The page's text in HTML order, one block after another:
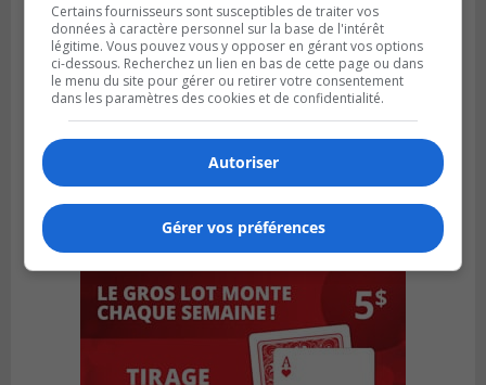
Certains fournisseurs sont susceptibles de traiter vos
données à caractère personnel sur la base de l'intérêt
légitime. Vous pouvez vous y opposer en gérant vos options
ci-dessous. Recherchez un lien en bas de cette page ou dans
le menu du site pour gérer ou retirer votre consentement
dans les paramètres des cookies et de confidentialité.
Autoriser
Gérer vos préférences